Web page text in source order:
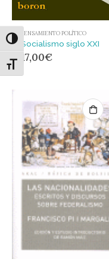
Alternar alto contraste
Alternar tamaño de letra
PENSAMIENTO POLÍTICO
Socialismo siglo XXI
17,00€